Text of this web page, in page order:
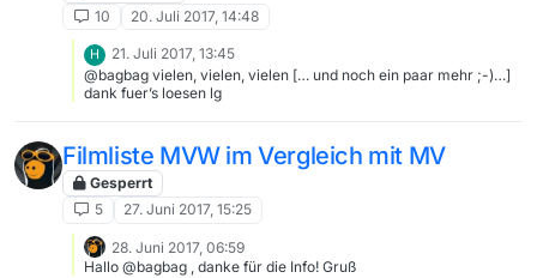
10
20. Juli 2017, 14:48
H
21. Juli 2017, 13:45
@bagbag vielen, vielen, vielen [… und noch ein paar mehr ;-)…]
dank fuer’s loesen lg
Filmliste MVW im Vergleich mit MV
Gesperrt
5
27. Juni 2017, 15:25
28. Juni 2017, 06:59
Hallo @bagbag , danke für die Info! Gruß